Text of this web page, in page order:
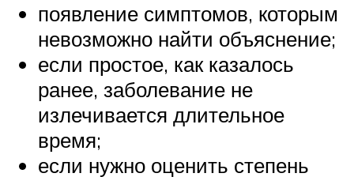
появление симптомов, которым
невозможно найти объяснение;
если простое, как казалось
ранее, заболевание не
излечивается длительное
время;
если нужно оценить степень